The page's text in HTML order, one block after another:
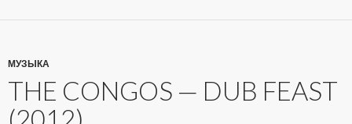
МУЗЫКА
THE CONGOS — DUB FEAST